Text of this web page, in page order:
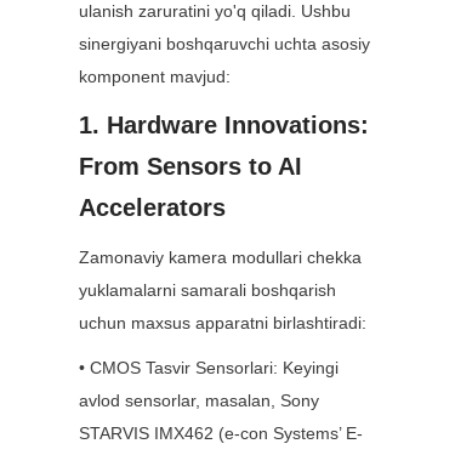
ulanish zaruratini yo'q qiladi. Ushbu
sinergiyani boshqaruvchi uchta asosiy
komponent mavjud:
1. Hardware Innovations:
From Sensors to AI
Accelerators
Zamonaviy kamera modullari chekka
yuklamalarni samarali boshqarish
uchun maxsus apparatni birlashtiradi:
• CMOS Tasvir Sensorlari: Keyingi
avlod sensorlar, masalan, Sony
STARVIS IMX462 (e-con Systems’ E-